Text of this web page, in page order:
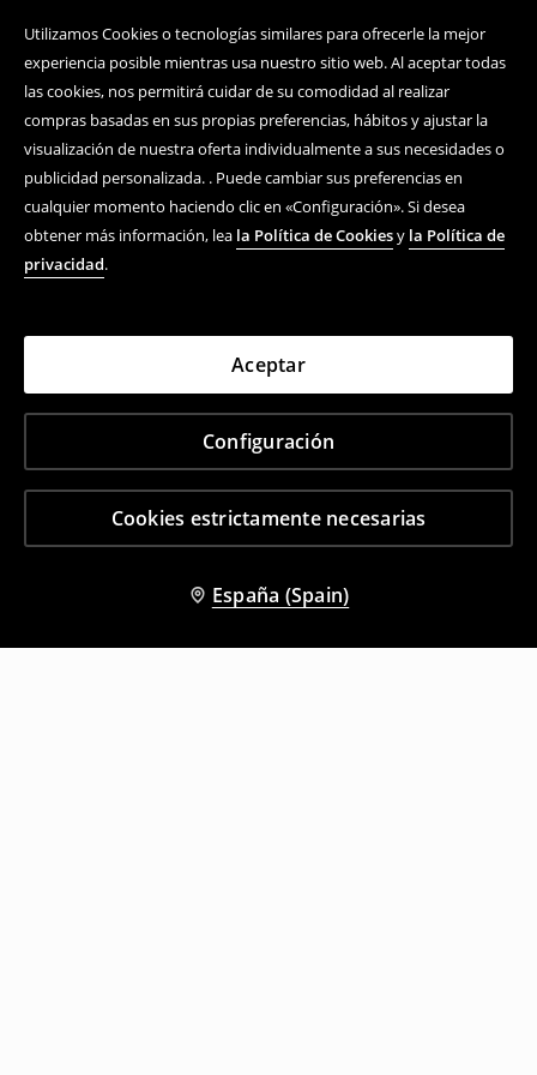
Utilizamos Cookies o tecnologías similares para ofrecerle la mejor
experiencia posible mientras usa nuestro sitio web. Al aceptar todas
las cookies, nos permitirá cuidar de su comodidad al realizar
compras basadas en sus propias preferencias, hábitos y ajustar la
visualización de nuestra oferta individualmente a sus necesidades o
publicidad personalizada. . Puede cambiar sus preferencias en
cualquier momento haciendo clic en «Configuración». Si desea
obtener más información, lea la Política de Cookiesy la Política de
privacidad.
Cookies estrictamente necesarias
Configuración
Aceptar
España (Spain)